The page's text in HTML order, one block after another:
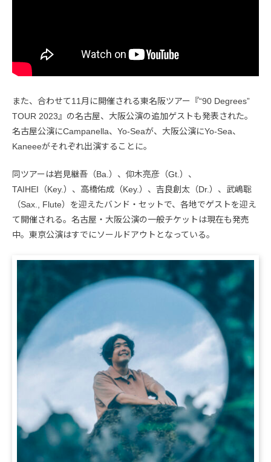
また、合わせて11月に開催される東名阪ツアー『“90 Degrees”
TOUR 2023』の名古屋、大阪公演の追加ゲストも発表された。
名古屋公演にCampanella、Yo-Seaが、大阪公演にYo-Sea、
Kaneeeがそれぞれ出演することに。
同ツアーは岩見継吾（Ba.）、仰木亮彦（Gt.）、
TAIHEI（Key.）、高橋佑成（Key.）、吉良創太（Dr.）、武嶋聡
（Sax., Flute）を迎えたバンド・セットで、各地でゲストを迎え
て開催される。名古屋・大阪公演の一般チケットは現在も発売
中。東京公演はすでにソールドアウトとなっている。